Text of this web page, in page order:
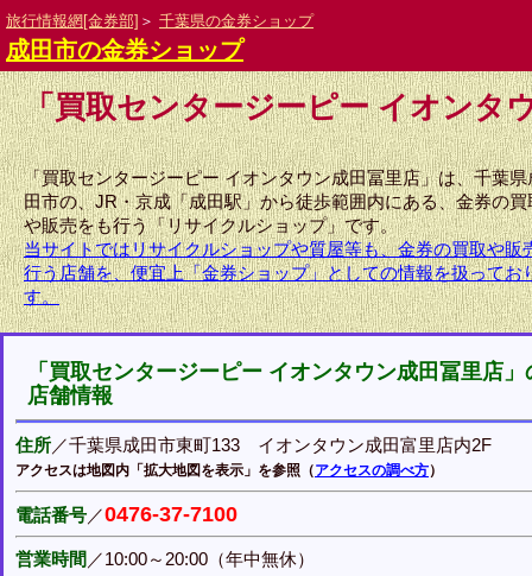
「買取センタージーピー イオンタ
「買取センタージーピー イオンタウン成田冨里店」は、千葉県
田市の、JR・京成「成田駅」から徒歩範囲内にある、金券の買
や販売をも行う「リサイクルショップ」です。
当サイトではリサイクルショップや質屋等も、金券の買取や販
行う店舗を、便宜上「金券ショップ」としての情報を扱ってお
す。
「買取センタージーピー イオンタウン成田冨里店」
店舗情報
住所／千葉県成田市東町133 イオンタウン成田富里店内2F
アクセスは地図内「拡大地図を表示」を参照（アクセスの調べ方）
電話番号／0476-37-7100
営業時間 ／10:00～20:00（年中無休）
旅行情報網[金券部] ＞ 千葉県の金券ショップ
成田市の金券ショップ